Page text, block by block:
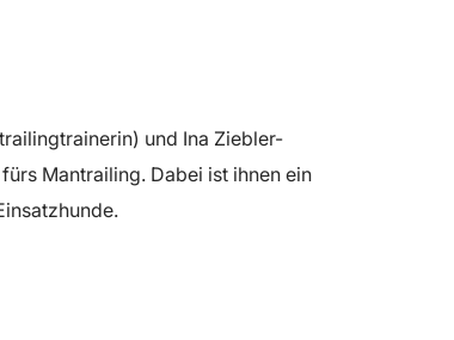
und Ina Ziebler-
Mantrailing. Dabei ist ihnen ein